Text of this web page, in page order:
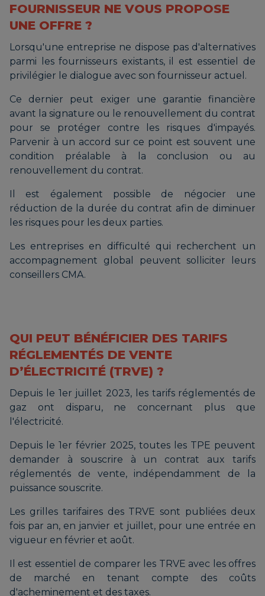
FOURNISSEUR NE VOUS PROPOSE
UNE OFFRE ?
Lorsqu'une entreprise ne dispose pas d'alternatives
parmi les fournisseurs existants, il est essentiel de
privilégier le dialogue avec son fournisseur actuel.
Ce dernier peut exiger une garantie financière
avant la signature ou le renouvellement du contrat
pour se protéger contre les risques d'impayés.
Parvenir à un accord sur ce point est souvent une
condition préalable à la conclusion ou au
renouvellement du contrat.
Il est également possible de négocier une
réduction de la durée du contrat afin de diminuer
les risques pour les deux parties.
Les entreprises en difficulté qui recherchent un
accompagnement global peuvent solliciter leurs
conseillers CMA.
QUI PEUT BÉNÉFICIER DES TARIFS
RÉGLEMENTÉS DE VENTE
D’ÉLECTRICITÉ (TRVE) ?
Depuis le 1er juillet 2023, les tarifs réglementés de
gaz ont disparu, ne concernant plus que
l'électricité.
Depuis le 1er février 2025, toutes les TPE peuvent
demander à souscrire à un contrat aux tarifs
réglementés de vente, indépendamment de la
puissance souscrite.
Les grilles tarifaires des TRVE sont publiées deux
fois par an, en janvier et juillet, pour une entrée en
vigueur en février et août.
Il est essentiel de comparer les TRVE avec les offres
de marché en tenant compte des coûts
d'acheminement et des taxes.